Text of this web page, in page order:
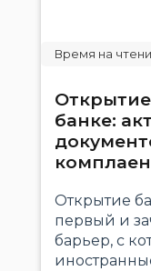
банке:
Открытие
первый и
барьер, с